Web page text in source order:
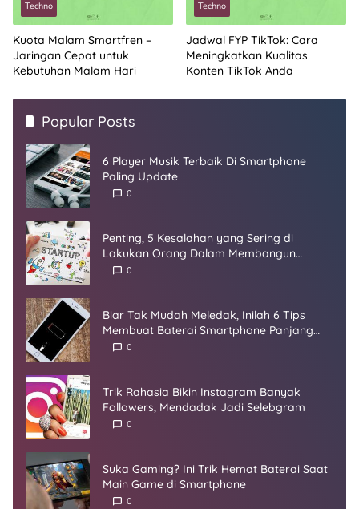
Techno
Kuota Malam Smartfren –
Jaringan Cepat untuk
Kebutuhan Malam Hari
Techno
Jadwal FYP TikTok: Cara
Meningkatkan Kualitas
Konten TikTok Anda
Popular Posts
6 Player Musik Terbaik Di Smartphone
Paling Update
0
Penting, 5 Kesalahan yang Sering di
Lakukan Orang Dalam Membangun
Startup
0
Biar Tak Mudah Meledak, Inilah 6 Tips
Membuat Baterai Smartphone Panjang
Umur
0
Trik Rahasia Bikin Instagram Banyak
Followers, Mendadak Jadi Selebgram
0
Suka Gaming? Ini Trik Hemat Baterai Saat
Main Game di Smartphone
0